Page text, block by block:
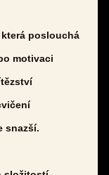
poslouchá
motivaci
snazší.